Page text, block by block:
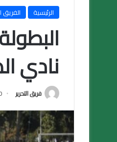
الرئيسية
نادي
فريق التحرير